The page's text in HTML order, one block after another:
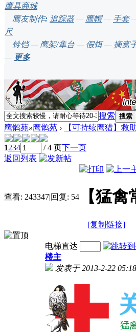
鹰具商城
鹰友制作: 追踪器— 鹰帽— 手套
尺
铃铛— 鹰架/隼台 — 假饵— 摘窝
— 更多
搜索 搜索
鹰鹘苑»鹰鹘苑 › 【可持续鹰猎】救
1234 / 4 页下一页
返回列表
查看: 243347|回复: 54 【猛
[复制链接]
电梯直达
楼主
发表于 2013-2-22